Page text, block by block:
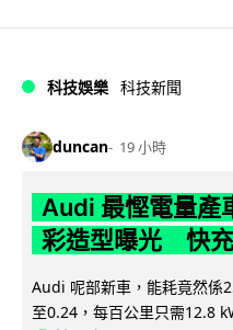
科技娛樂 科技新聞
duncan 19 小時
Audi 最慳電量
彩造型曝光 快
Audi 呢部新車，能耗竟然係
至0.24，每百公里只需12.8